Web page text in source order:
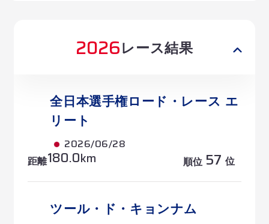
2026レース結果
全日本選手権ロード・レース エ
リート
2026/06/28
距離180.0km 順位 57 位
ツール・ド・キョンナム